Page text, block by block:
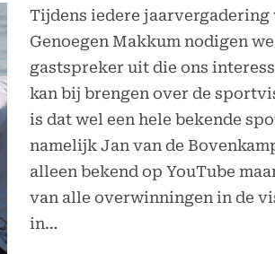
Tijdens iedere jaarvergadering
Genoegen Makkum nodigen
gastspreker uit die ons
kan bij brengen over de
is dat wel een hele bekende
namelijk Jan van de
alleen bekend op YouTube
van alle overwinningen in de
in…